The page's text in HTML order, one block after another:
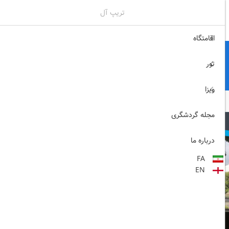
02171117717
تریپ آل
اقامتگاه
تور
ویزا
مجله گردشگری
درباره ما
FA
EN